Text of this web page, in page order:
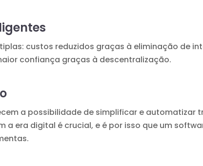
custos reduzidos graças à eliminação de
confiança graças à descentralização.
a possibilidade de simplificar e automatizar
a era digital é crucial, e é por isso que um